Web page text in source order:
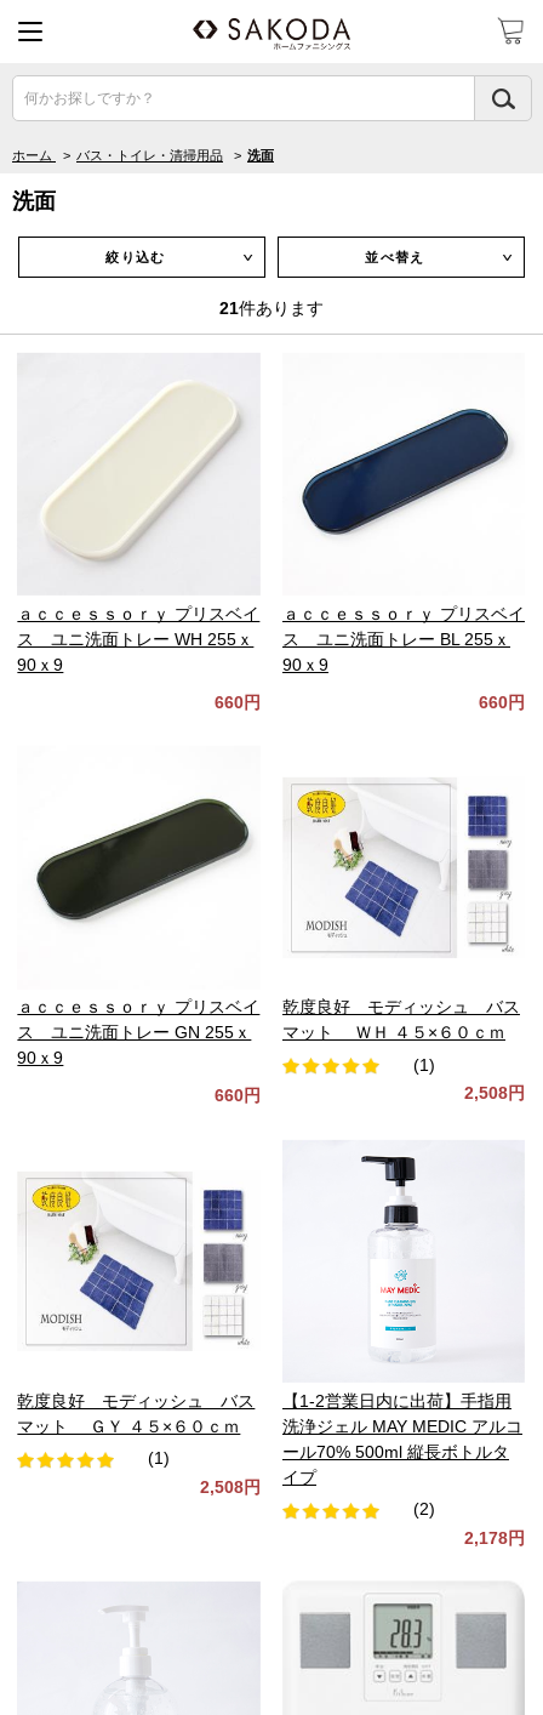
何かお探しですか？
ホーム > バス・トイレ・清掃用品 > 洗面
洗面
絞り込む ∨ 並べ替え ∨
21件あります
ａｃｃｅｓｓｏｒｙ プリスベイ
ス ユニ洗面トレー WH 255ｘ
90ｘ9
660円
ａｃｃｅｓｓｏｒｙ プリスベイ
ス ユニ洗面トレー BL 255ｘ
90ｘ9
660円
ａｃｃｅｓｓｏｒｙ プリスベイ
ス ユニ洗面トレー GN 255ｘ
90ｘ9
660円
乾度良好 モディッシュ バス
マット ＷＨ ４５×６０ｃｍ
(1)
2,508円
乾度良好 モディッシュ バス
マット ＧＹ ４５×６０ｃｍ
(1)
2,508円
【1-2営業日内に出荷】手指用
洗浄ジェル MAY MEDIC アルコ
ール70% 500ml 縦長ボトルタ
イプ
(2)
2,178円